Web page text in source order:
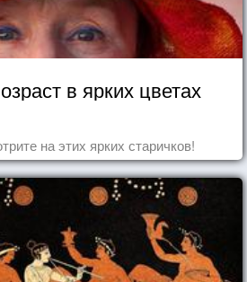
в ярких цветах
на этих ярких старичков!